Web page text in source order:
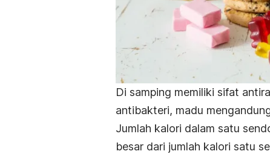
Di samping memiliki sifat
antibakteri, madu
Jumlah kalori dalam satu
besar dari jumlah kalori satu